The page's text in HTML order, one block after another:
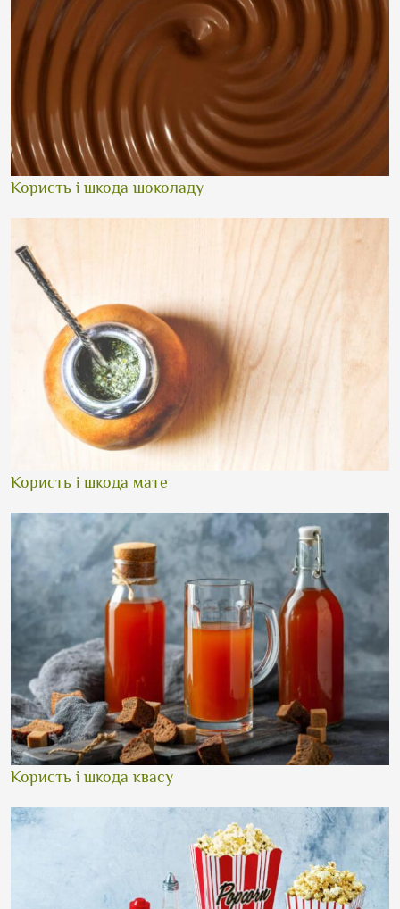
Користь і шкода шоколаду
Користь і шкода мате
Користь і шкода квасу